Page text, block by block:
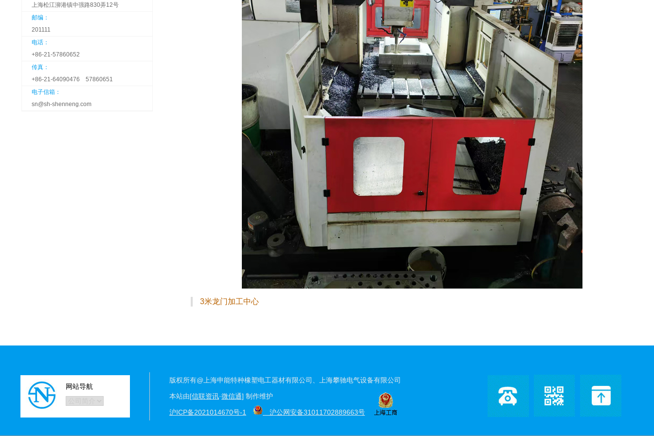
上海松江泖港镇中强路830弄12号
邮编：
201111
电话：
+86-21-57860652
传真：
+86-21-64090476 57860651
电子信箱：
sn@sh-shenneng.com
3米龙门加工中心
网站导航
版权所有@上海申能特种橡塑电工器材有限公司、上海攀驰电气设备有限公司
本站由[信联资讯·微信通] 制作维护
沪ICP备2021014670号-1 沪公网安备31011702889663号